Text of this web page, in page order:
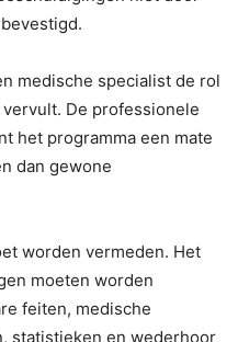
medische specialist de rol
De professionele
het programma een mate
dan gewone
worden vermeden. Het
moeten worden
feiten, medische
statistieken en wederhoor